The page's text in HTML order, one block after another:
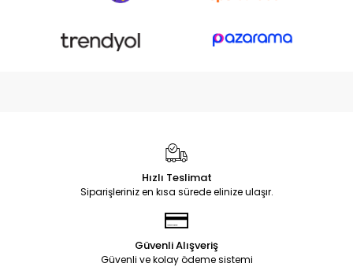
Hızlı Teslimat
Siparişleriniz en kısa sürede elinize ulaşır.
Güvenli Alışveriş
Güvenli ve kolay ödeme sistemi